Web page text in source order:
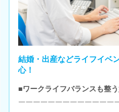
結婚・出産などライフイベ
心！
■ワークライフバランスも整う
￣￣￣￣￣￣￣￣￣￣￣￣￣